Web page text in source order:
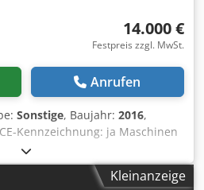
14.000 €
Festpreis zzgl. MwSt.
Anrufen
Sonstige, Baujahr: 2016,
Kennzeichnung: ja Maschinen
auf unserer Website und
von Maschinen zum sofortigen
weitere Optionen, die online nicht
Kleinanzeige